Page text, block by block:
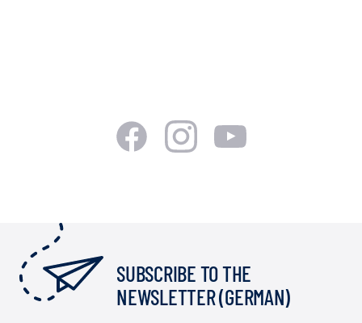
SUBSCRIBE TO THE
NEWSLETTER (GERMAN)